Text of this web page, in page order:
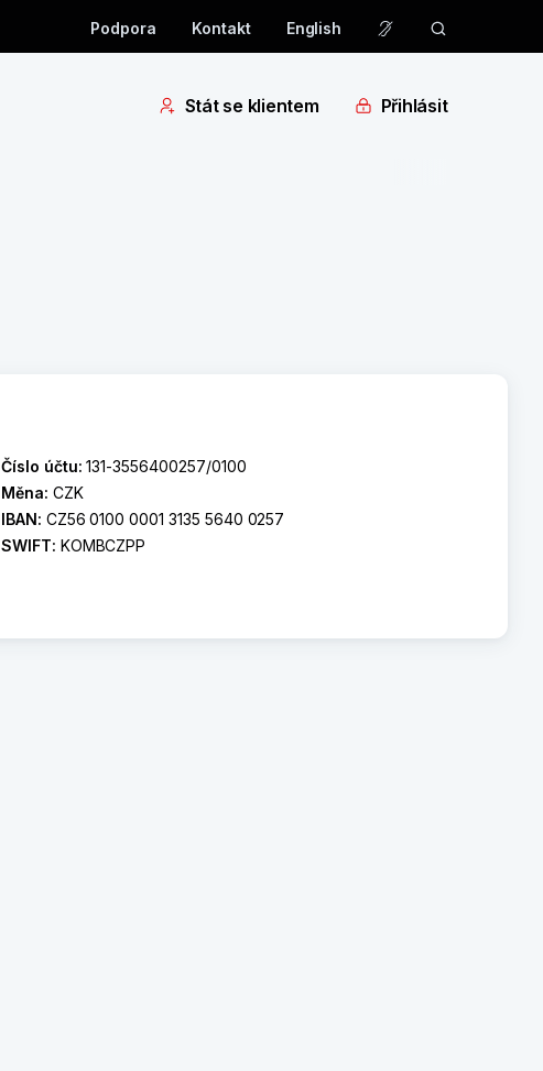
Podpora Kontakt English
Stát se klientem Přihlásit
Číslo účtu:131-3556400257/0100
Měna: CZK
IBAN: CZ56 0100 0001 3135 5640 0257
SWIFT: KOMBCZPP